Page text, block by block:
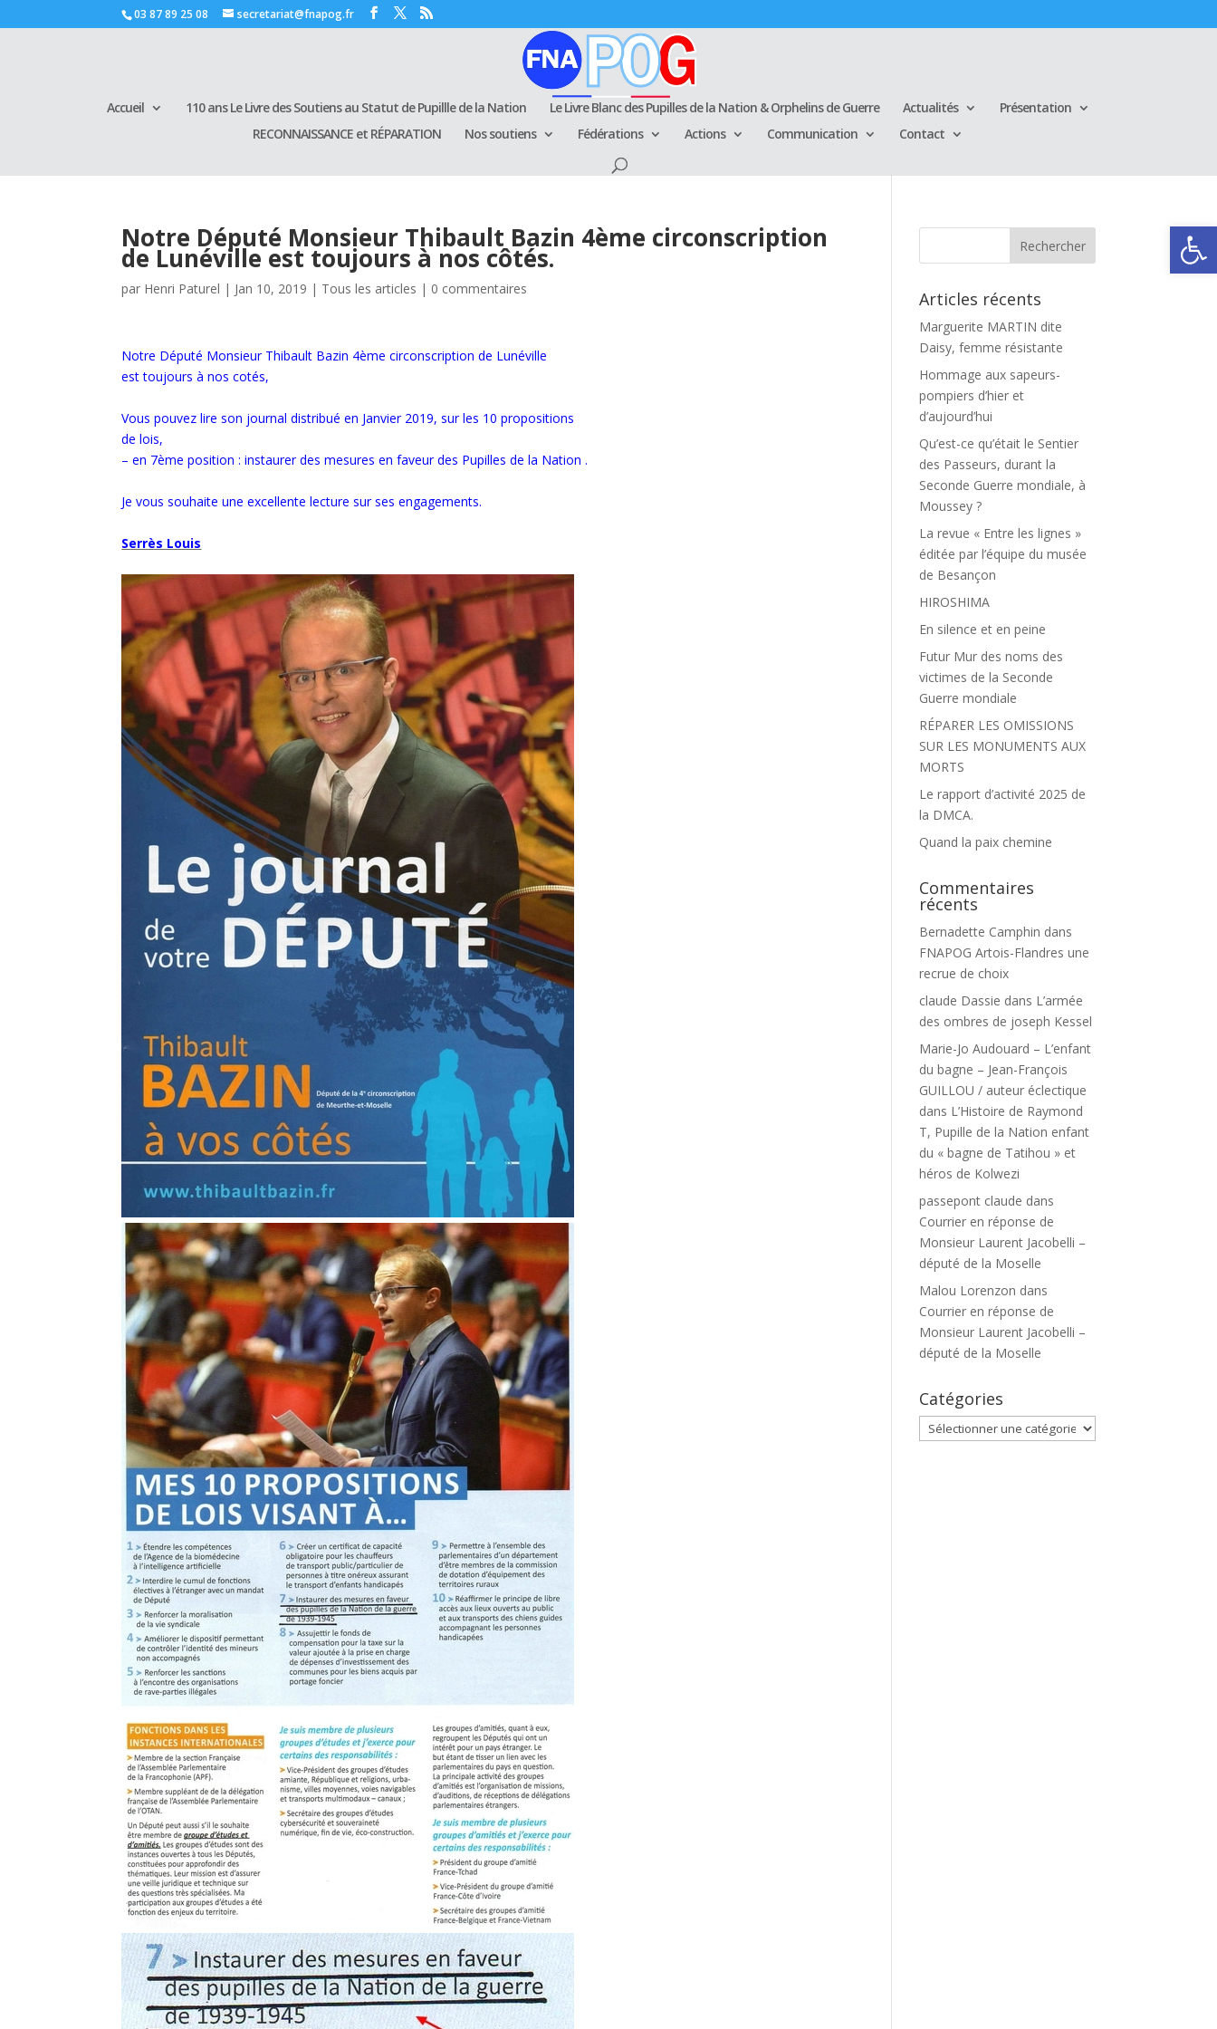
Ouvrir
03 87 89 25 08 secretariat@fnapog.fr
Accueil 110 ans Le Livre des Soutiens au Statut de Pupillle de la Nation Le Livre Blanc des Pupilles de la Nation & Orphelins de Guerre Actualités
Présentation
RECONNAISSANCE et RÉPARATION
Nos soutiens Fédérations Actions Communication Contact
Notre Député Monsieur Thibault Bazin 4ème circonscription
de Lunéville est toujours à nos côtés.
par Henri Paturel | Jan 10, 2019 | Tous les articles | 0 commentaires
Notre Député Monsieur Thibault Bazin 4ème circonscription de Lunéville
est toujours à nos cotés,
Vous pouvez lire son journal distribué en Janvier 2019, sur les 10 propositions
de lois,
– en 7ème position : instaurer des mesures en faveur des Pupilles de la Nation .
Je vous souhaite une excellente lecture sur ses engagements.
Serrès Louis
Articles récents
Marguerite MARTIN dite
Daisy, femme résistante
Hommage aux sapeurs-
pompiers d’hier et
d’aujourd’hui
Qu’est-ce qu’était le Sentier
des Passeurs, durant la
Seconde Guerre mondiale, à
Moussey ?
La revue « Entre les lignes »
éditée par l’équipe du musée
de Besançon
HIROSHIMA
En silence et en peine
Futur Mur des noms des
victimes de la Seconde
Guerre mondiale
RÉPARER LES OMISSIONS
SUR LES MONUMENTS AUX
MORTS
Le rapport d’activité 2025 de
la DMCA.
Quand la paix chemine
Commentaires
récents
Bernadette Camphin dans
FNAPOG Artois-Flandres une
recrue de choix
claude Dassie dans L’armée
des ombres de joseph Kessel
Marie-Jo Audouard – L’enfant
du bagne – Jean-François
GUILLOU / auteur éclectique
dans L’Histoire de Raymond
T, Pupille de la Nation enfant
du « bagne de Tatihou » et
héros de Kolwezi
passepont claude dans
Courrier en réponse de
Monsieur Laurent Jacobelli –
député de la Moselle
Malou Lorenzon dans
Courrier en réponse de
Monsieur Laurent Jacobelli –
député de la Moselle
Catégories
Catégories